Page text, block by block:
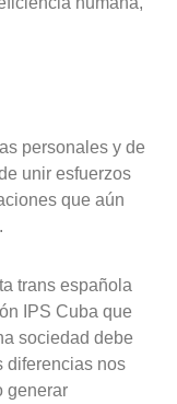
personales y de
unir esfuerzos
que aún
trans española
IPS Cuba que
sociedad debe
diferencias nos
generar